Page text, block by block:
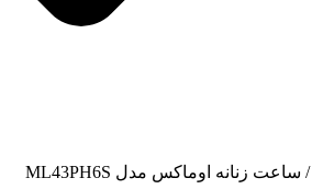
/ ساعت زنانه اوماکس مدل ML43PH6S